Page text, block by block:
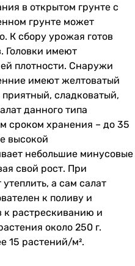
в открытом грунте с
грунте может
К сбору урожая готов
Головки имеют
плотности. Снаружи
имеют желтоватый
приятный, сладковатый,
данного типа
сроком хранения – до 35
высокой
небольшие минусовые
свой рост. При
а сам салат
к поливу и
к растрескиванию и
около 250 г.
15 растений/м².